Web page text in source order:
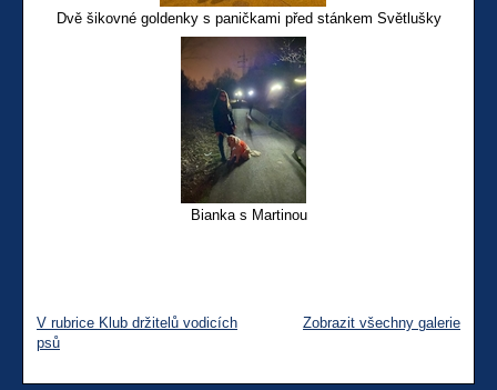
Dvě šikovné goldenky s paničkami před stánkem Světlušky
Bianka s Martinou
V rubrice Klub držitelů vodicích
psů
Zobrazit všechny galerie